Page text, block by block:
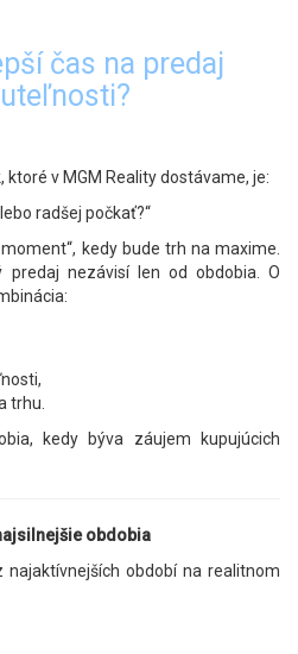
čas na predaj
v MGM Reality dostávame, je:
radšej počkať?“
kedy bude trh na maxime.
predaj nezávisí len od obdobia. O
trhu.
kedy býva záujem kupujúcich
obdobia
období na realitnom